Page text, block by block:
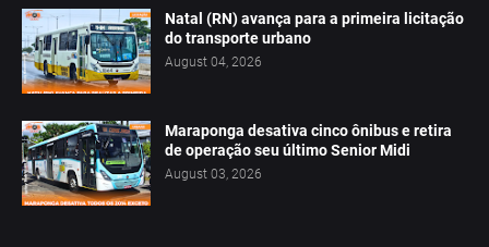
Natal (RN) avança para a primeira licitação
do transporte urbano
August 04, 2026
Maraponga desativa cinco ônibus e retira
de operação seu último Senior Midi
August 03, 2026